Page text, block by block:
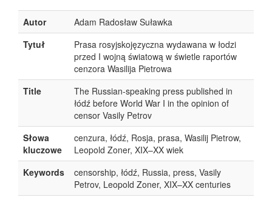
Autor
Adam Radosław Suławka
Tytuł
Prasa rosyjskojęzyczna wydawana w łodzi
przed I wojną światową w świetle raportów
cenzora Wasilija Pietrowa
Title
The Russian-speaking press published in
łódź before World War I in the opinion of
censor Vasily Petrov
Słowa
kluczowe
cenzura, łódź, Rosja, prasa, Wasilij Pietrow,
Leopold Zoner, XIX–XX wiek
Keywords
censorship, łódź, Russia, press, Vasily
Petrov, Leopold Zoner, XIX–XX centuries